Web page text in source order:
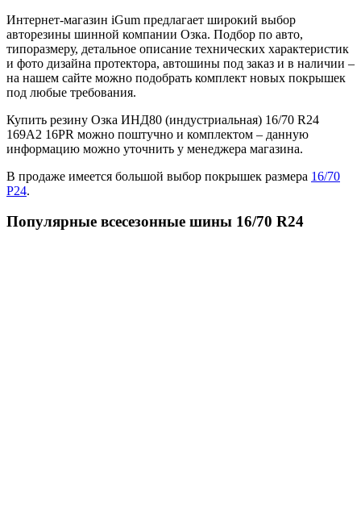
Интернет-магазин iGum предлагает широкий выбор
авторезины шинной компании Озка. Подбор по авто,
типоразмеру, детальное описание технических характеристик
и фото дизайна протектора, автошины под заказ и в наличии –
на нашем сайте можно подобрать комплект новых покрышек
под любые требования.
Купить резину Озка ИНД80 (индустриальная) 16/70 R24
169A2 16PR можно поштучно и комплектом – данную
информацию можно уточнить у менеджера магазина.
В продаже имеется большой выбор покрышек размера 16/70
Р24.
Популярные всесезонные шины 16/70 R24